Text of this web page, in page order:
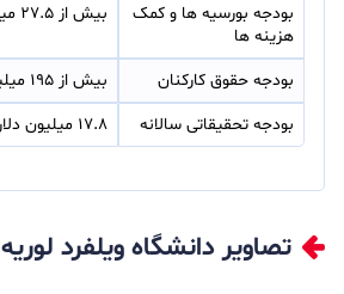
هزینه ها
بیش از ۲۷.۵ میلیون دلار
بودجه حقوق کارکنان
بیش از ۱۹۵ میلیون دلار
بودجه تحقیقاتی سالانه
۱۷.۸ میلیون دلار
تصاویر دانشگاه ویلفرد لوریه